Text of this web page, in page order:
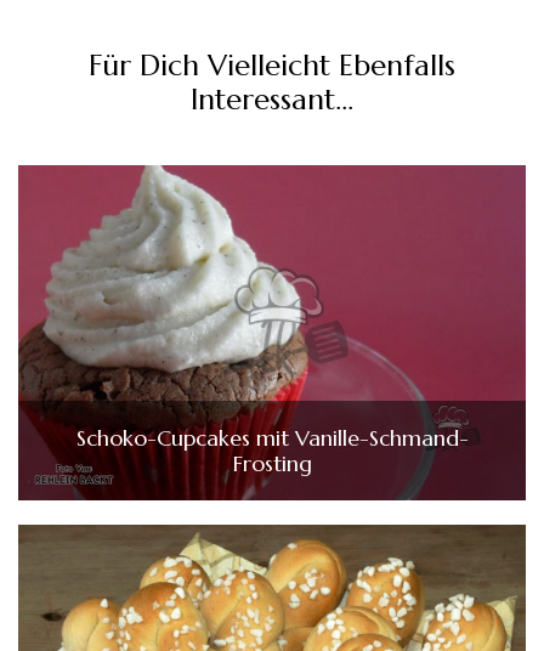
Für Dich Vielleicht Ebenfalls
Interessant...
Schoko-Cupcakes mit Vanille-Schmand-
Frosting